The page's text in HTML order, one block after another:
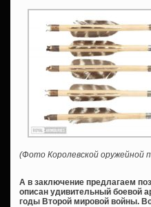
(Фото Королевской оружейной
А в заключение предлагаем
описан удивительный боевой
годы Второй мировой войны.